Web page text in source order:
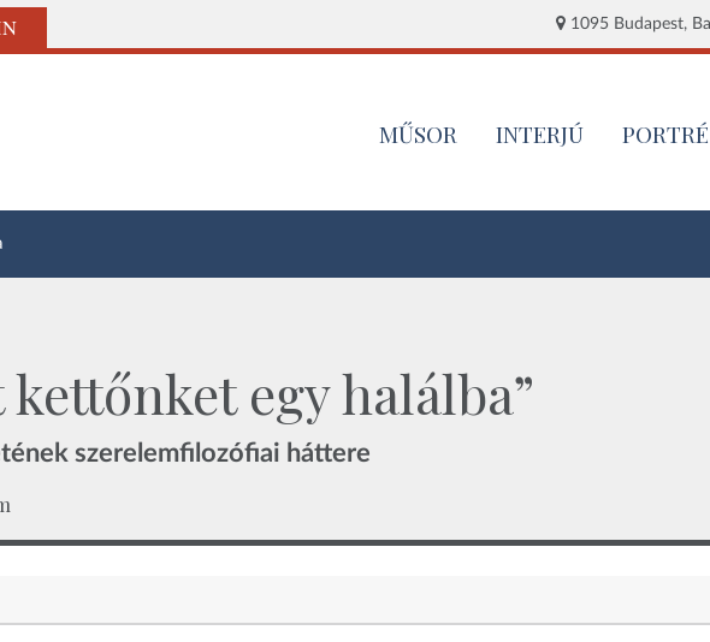
1095 Budapest,
MŰSOR INTERJÚ PORTRÉ
egy halálba”
szerelemfilozófiai háttere